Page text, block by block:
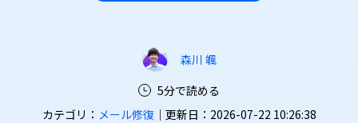
森川 颯
5分で読める
カテゴリ： メール修復｜更新日：2026-07-22 10:26:38